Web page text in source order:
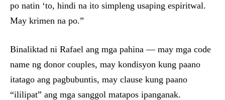
po natin ‘to, hindi na ito simpleng usaping espiritwal.
May krimen na po.”
Binaliktad ni Rafael ang mga pahina — may mga code
name ng donor couples, may kondisyon kung paano
itatago ang pagbubuntis, may clause kung paano
“ililipat” ang mga sanggol matapos ipanganak.